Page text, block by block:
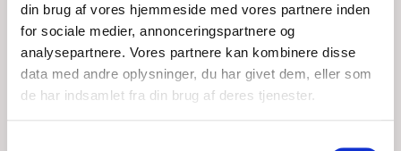
din brug af vores hjemmeside med vores partnere inden
for sociale medier, annonceringspartnere og
analysepartnere. Vores partnere kan kombinere disse
data med andre oplysninger, du har givet dem, eller som
de har indsamlet fra din brug af deres tjenester.
LØR, 08/08/2026 - 11:20
25 fods motorsejler fik problemer da alle lamper lyste rødt.
Motoren strejkede, hvorefter han bad DSRS om ass. Vi
bemander Ida og sejler til den opgivet poss
LÆS MERE